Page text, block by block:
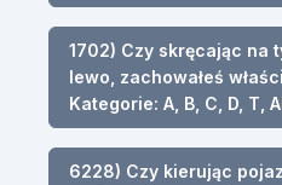
1702) Czy skręcając na
lewo, zachowałeś
Kategorie: A, B, C, D, T,
6228) Czy kierując